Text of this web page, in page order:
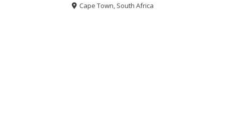
Cape Town, South Africa